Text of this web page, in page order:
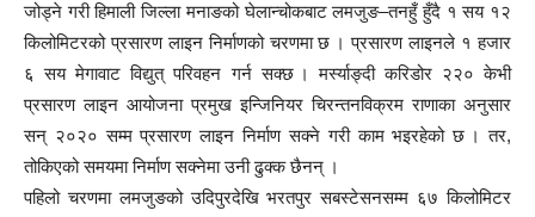
जोड्ने गरी हिमाली जिल्ला मनाङको घेलान्चोकबाट लमजुङ–तनहुँ हुँदै १ सय १२
किलोमिटरको प्रसारण लाइन निर्माणको चरणमा छ । प्रसारण लाइनले १ हजार
६ सय मेगावाट विद्युत् परिवहन गर्न सक्छ । मर्स्याङ्दी करिडोर २२० केभी
प्रसारण लाइन आयोजना प्रमुख इन्जिनियर चिरन्तनविक्रम राणाका अनुसार
सन् २०२० सम्म प्रसारण लाइन निर्माण सक्ने गरी काम भइरहेको छ । तर,
तोकिएको समयमा निर्माण सक्नेमा उनी ढुक्क छैनन् ।
पहिलो चरणमा लमजुङको उदिपुरदेखि भरतपुर सबस्टेसनसम्म ६७ किलोमिटर